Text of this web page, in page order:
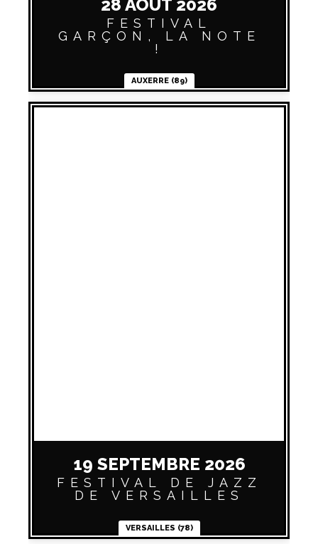
28 AOÛT 2026
FESTIVAL
GARÇON, LA NOTE
!
AUXERRE (89)
19 SEPTEMBRE 2026
FESTIVAL DE JAZZ
DE VERSAILLES
VERSAILLES (78)